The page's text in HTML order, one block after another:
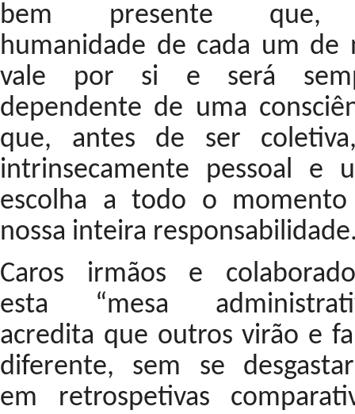
bem presente
humanidade de cada um de
vale por si e será
dependente de uma
que, antes de ser
intrinsecamente pessoal e
escolha a todo o
nossa inteira
Caros irmãos e
esta “mesa
acredita que outros virão e
diferente, sem se
em retrospetivas